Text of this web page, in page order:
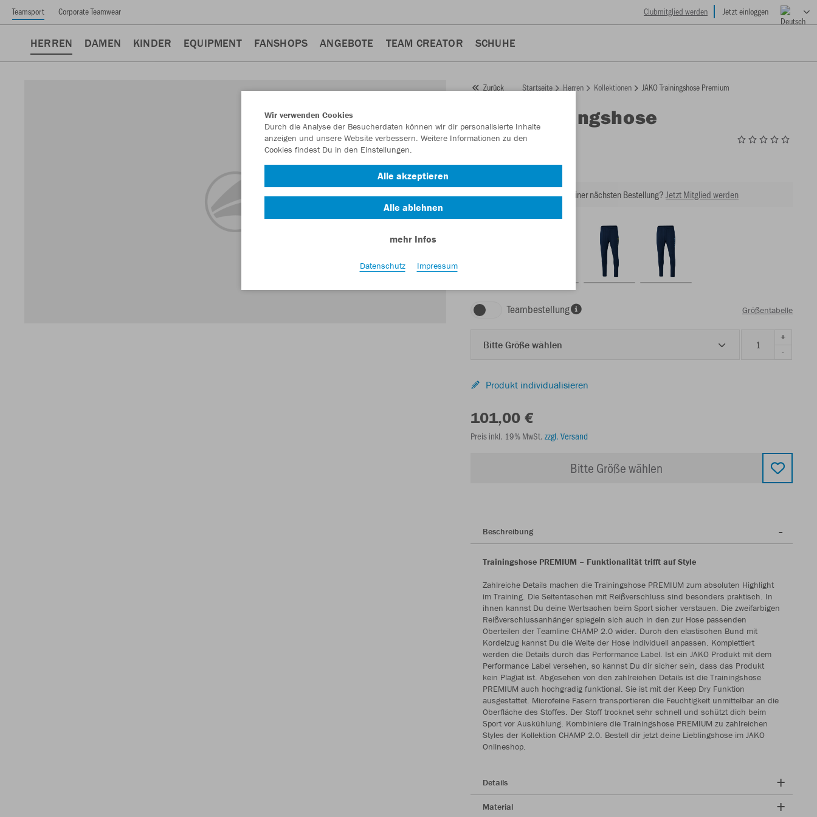
Teamsport Corporate Teamwear Clubmitglied werden Jetzt einloggen
HERREN DAMEN KINDER EQUIPMENT FANSHOPS ANGEBOTE TEAM CREATOR SCHUHE
Zurück Startseite Herren Kollektionen JAKO Trainingshose Premium
Trainingshose
Premium
Lust auf 30% Rabatt bei Deiner nächsten Bestellung? Jetzt Mitglied werden
Teambestellung Größentabelle
Bitte Größe wählen
+
-
Produkt individualisieren
101,00 €
Preis inkl. 19% MwSt. zzgl. Versand
Bitte Größe wählen
Beschreibung
Trainingshose PREMIUM – Funktionalität trifft auf Style
Zahlreiche Details machen die Trainingshose PREMIUM zum absoluten Highlight
im Training. Die Seitentaschen mit Reißverschluss sind besonders praktisch. In
ihnen kannst Du deine Wertsachen beim Sport sicher verstauen. Die zweifarbigen
Reißverschlussanhänger spiegeln sich auch in den zur Hose passenden
Oberteilen der Teamline CHAMP 2.0 wider. Durch den elastischen Bund mit
Kordelzug kannst Du die Weite der Hose individuell anpassen. Komplettiert
werden die Details durch das Performance Label. Ist ein JAKO Produkt mit dem
Performance Label versehen, so kannst Du dir sicher sein, dass das Produkt
kein Plagiat ist. Abgesehen von den zahlreichen Details ist die Trainingshose
PREMIUM auch hochgradig funktional. Sie ist mit der Keep Dry Funktion
ausgestattet. Microfeine Fasern transportieren die Feuchtigkeit unmittelbar an die
Oberfläche des Stoffes. Der Stoff trocknet sehr schnell und schützt dich beim
Sport vor Auskühlung. Kombiniere die Trainingshose PREMIUM zu zahlreichen
Styles der Kollektion CHAMP 2.0. Bestell dir jetzt deine Lieblingshose im JAKO
Onlineshop.
Details
Material
Wir verwenden Cookies
Durch die Analyse der Besucherdaten können wir dir personalisierte Inhalte
anzeigen und unsere Website verbessern. Weitere Informationen zu den
Cookies findest Du in den Einstellungen.
Alle akzeptieren
Alle ablehnen
mehr Infos
Datenschutz Impressum